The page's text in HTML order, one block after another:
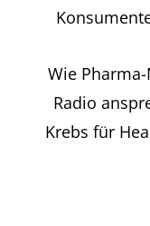
Wie
Radio
Krebs für